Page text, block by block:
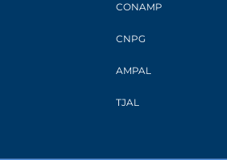
CONAMP
CNPG
AMPAL
TJAL